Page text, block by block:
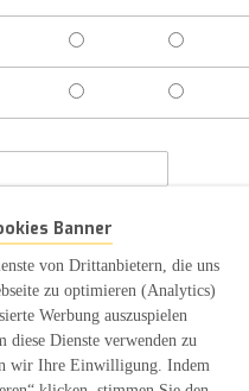
Banner
von Drittanbietern, die uns
zu optimieren (Analytics)
Werbung auszuspielen
diese Dienste verwenden zu
wir Ihre Einwilligung. Indem